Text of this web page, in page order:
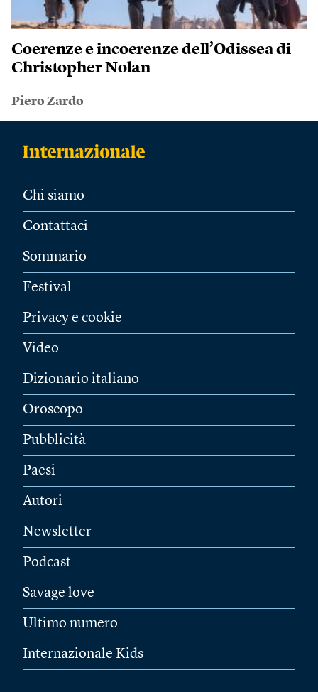
Coerenze e incoerenze dell’Odissea di
Christopher Nolan
Piero Zardo
Chi siamo
Contattaci
Sommario
Festival
Privacy e cookie
Video
Dizionario italiano
Oroscopo
Pubblicità
Paesi
Autori
Newsletter
Podcast
Savage love
Ultimo numero
Internazionale Kids